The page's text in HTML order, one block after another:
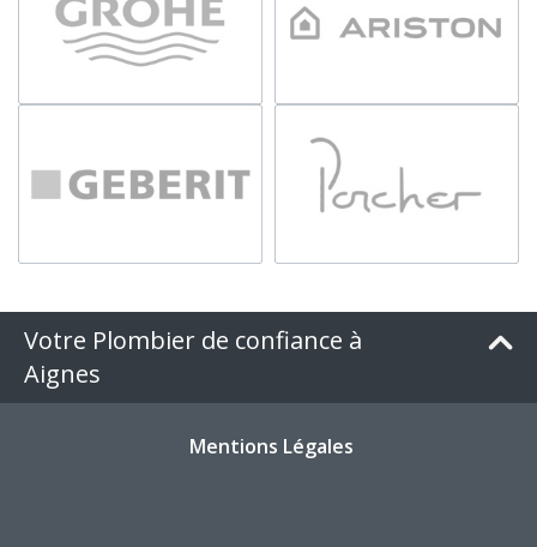
Votre Plombier de confiance à
Aignes
Mentions Légales